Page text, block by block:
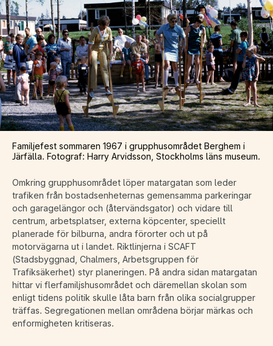
Familjefest sommaren 1967 i grupphusområdet Berghem i
Järfälla. Fotograf: Harry Arvidsson, Stockholms läns museum.
Omkring grupphusområdet löper matargatan som leder
trafiken från bostadsenheternas gemensamma parkeringar
och garagelängor och (återvändsgator) och vidare till
centrum, arbetsplatser, externa köpcenter, speciellt
planerade för bilburna, andra förorter och ut på
motorvägarna ut i landet. Riktlinjerna i SCAFT
(Stadsbyggnad, Chalmers, Arbetsgruppen för
Trafiksäkerhet) styr planeringen. På andra sidan matargatan
hittar vi flerfamiljshusområdet och däremellan skolan som
enligt tidens politik skulle låta barn från olika socialgrupper
träffas. Segregationen mellan områdena börjar märkas och
enformigheten kritiseras.